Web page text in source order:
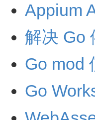
Appium
解决 Go
Go mod
Go